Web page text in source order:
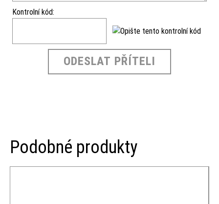
Kontrolní kód:
ODESLAT PŘÍTELI
Podobné produkty